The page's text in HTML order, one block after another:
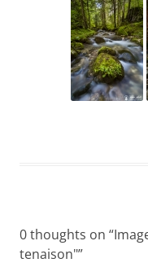
0 thoughts on “
tenaison"”